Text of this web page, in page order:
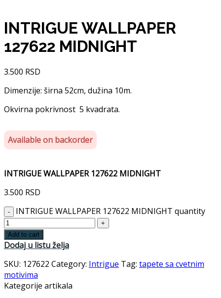
INTRIGUE WALLPAPER
127622 MIDNIGHT
3.500 RSD
Dimenzije: širna 52cm, dužina 10m.
Okvirna pokrivnost 5 kvadrata.
Available on backorder
INTRIGUE WALLPAPER 127622 MIDNIGHT
3.500 RSD
INTRIGUE WALLPAPER 127622 MIDNIGHT quantity
Add to cart
Dodaj u listu želja
SKU: 127622 Category: Intrigue Tag: tapete sa cvetnim
motivima
Kategorije artikala